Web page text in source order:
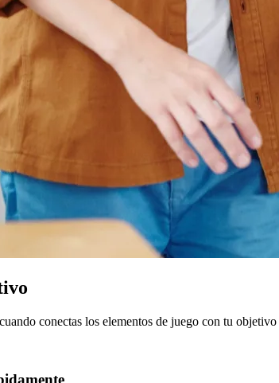
conectas los elementos de juego con tu objetivo